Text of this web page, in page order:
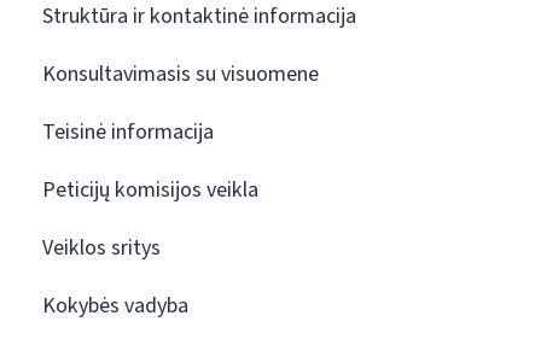
Struktūra ir kontaktinė informacija
Konsultavimasis su visuomene
Teisinė informacija
Peticijų komisijos veikla
Veiklos sritys
Kokybės vadyba